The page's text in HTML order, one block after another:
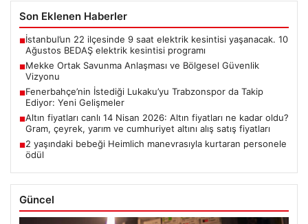
Son Eklenen Haberler
■İstanbul’un 22 ilçesinde 9 saat elektrik kesintisi yaşanacak. 10
Ağustos BEDAŞ elektrik kesintisi programı
■Mekke Ortak Savunma Anlaşması ve Bölgesel Güvenlik
Vizyonu
■Fenerbahçe’nin İstediği Lukaku’yu Trabzonspor da Takip
Ediyor: Yeni Gelişmeler
■Altın fiyatları canlı 14 Nisan 2026: Altın fiyatları ne kadar oldu?
Gram, çeyrek, yarım ve cumhuriyet altını alış satış fiyatları
■2 yaşındaki bebeği Heimlich manevrasıyla kurtaran personele
ödül
Güncel